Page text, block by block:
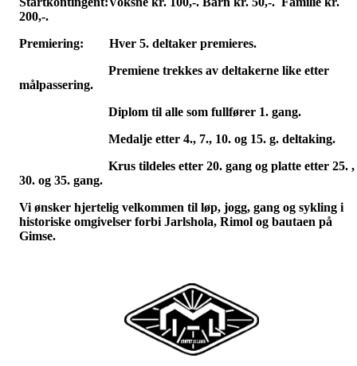
200,-.
Premiering: Hver 5. deltaker premieres.
Premiene trekkes av deltakerne like etter
målpassering.
Diplom til alle som fullfører 1. gang.
Medalje etter 4., 7., 10. og 15. g. deltaking.
Krus tildeles etter 20. gang og platte etter 25. ,
30. og 35. gang.
Vi ønsker hjertelig velkommen til løp, jogg, gang og sykling i
historiske omgivelser forbi Jarlshola, Rimol og bautaen på
Gimse.